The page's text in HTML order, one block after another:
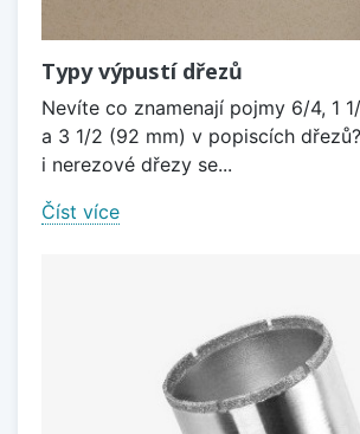
Typy výpustí dřezů
Nevíte co znamenají pojmy 6/4, 1
a 3 1/2 (92 mm) v popiscích
i nerezové dřezy se...
Číst více